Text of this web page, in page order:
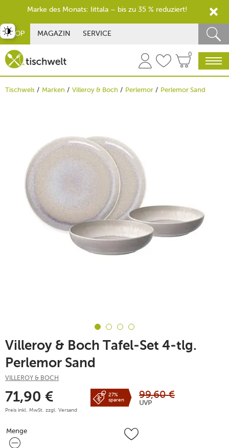
SHOP MAGAZIN SERVICE
0
Tischwelt Marken Villeroy & Boch Perlemor Perlemor Sand
Villeroy & Boch Tafel-Set 4-tlg.
Perlemor Sand
VILLEROY & BOCH
71,90 €
Preis inkl. MwSt. zzgl. Versand
27%
sparen
99,60 €
UVP
Menge
Menge
umschalten
Marke des Monats: Iittala – bis zu 35 % reduziert!